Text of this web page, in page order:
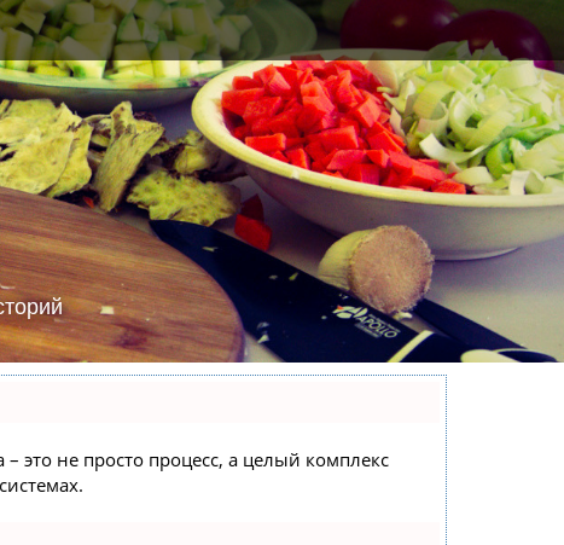
это не просто процесс, а целый комплекс